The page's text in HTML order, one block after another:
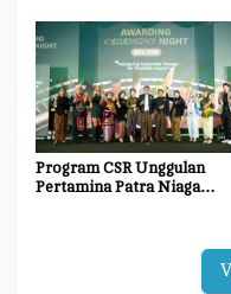
Program CSR Unggulan
Pertamina Patra Niaga